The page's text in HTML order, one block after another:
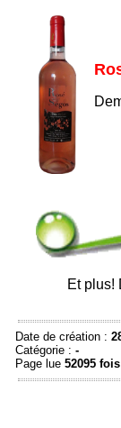
Et plus!
Date de création :
Catégorie : -
Page lue 52095 fois